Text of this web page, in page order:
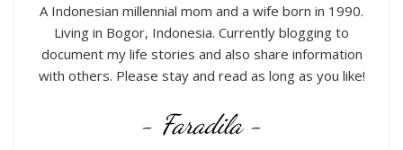
A Indonesian millennial mom and a wife born in 1990.
Living in Bogor, Indonesia. Currently blogging to
document my life stories and also share information
with others. Please stay and read as long as you like!
- Faradila -